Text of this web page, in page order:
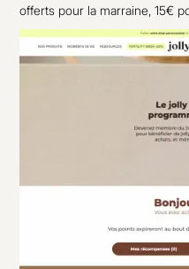
offerts pour la marraine, 15€